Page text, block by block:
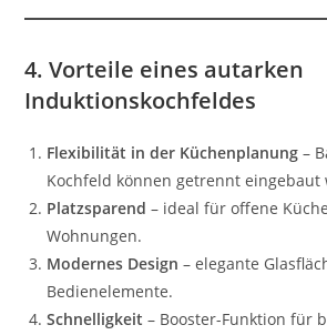
4. Vorteile eines autarken
Induktionskochfeldes
Flexibilität in der Küchenplanung –
Kochfeld können getrennt eingebaut
Platzsparend – ideal für offene
Wohnungen.
Modernes Design – elegante
Bedienelemente.
Schnelligkeit – Booster-Funktion für